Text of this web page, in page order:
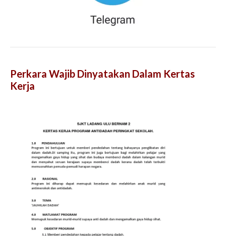
Perkara Wajib Dinyatakan Dalam Kertas
Kerja